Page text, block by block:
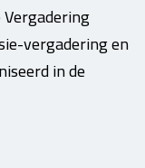
vergadering en
in de